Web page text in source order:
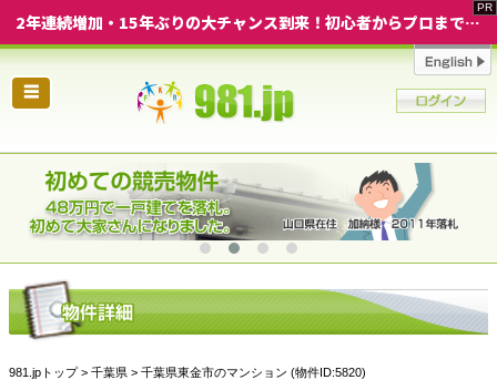
2年連続増加・15年ぶりの大チャンス到来！初心者からプロまで網羅する「競売不動産・超実践投資セミナー」♦神奈川県 横浜 in 神奈川
☰
981.jpトップ> 千葉県 > 千葉県東金市のマンション (物件ID:5820)